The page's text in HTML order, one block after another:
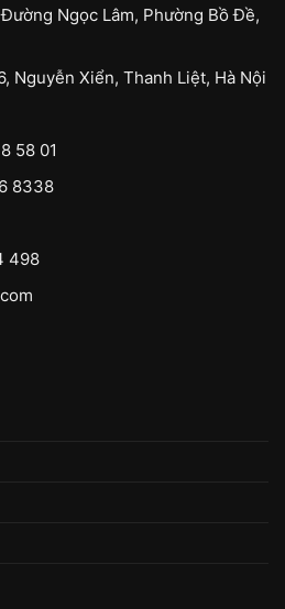
Ngọc Lâm, Phường Bồ Đề,
Nguyễn Xiển, Thanh Liệt, Hà Nội
58 01
8338
498